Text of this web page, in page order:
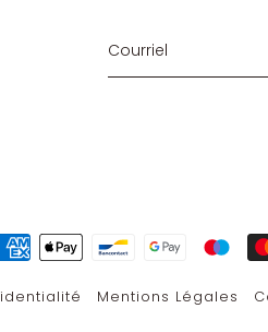
Mentions Légales